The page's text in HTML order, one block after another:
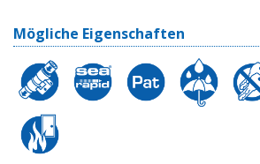
Mögliche Eigenschaften